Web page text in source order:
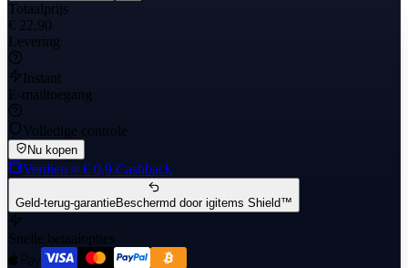
Totaalprijs
€ 22,90
Levering
Instant
E-mailtoegang
Volledige controle
Nu kopen
Verdien ≈ € 0,9 Cashback
Geld-terug-garantieBeschermd door igitems Shield™
Snelle betaalopties